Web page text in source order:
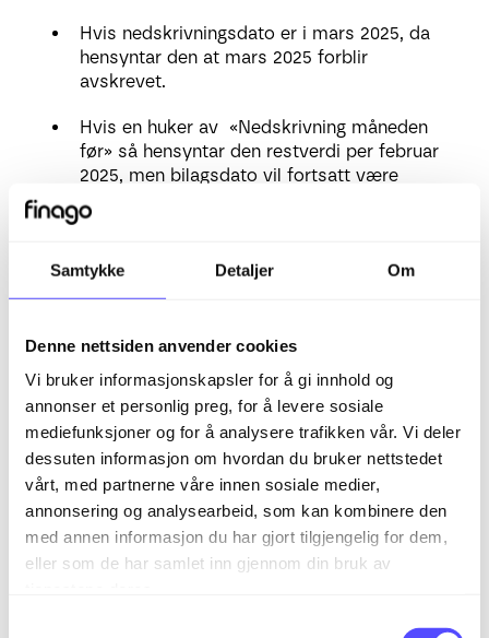
Samtykke Detaljer Om
Denne nettsiden anvender cookies
Vi bruker informasjonskapsler for å gi innhold og
annonser et personlig preg, for å levere sosiale
mediefunksjoner og for å analysere trafikken vår. Vi deler
dessuten informasjon om hvordan du bruker nettstedet
vårt, med partnerne våre innen sosiale medier,
annonsering og analysearbeid, som kan kombinere den
med annen informasjon du har gjort tilgjengelig for dem,
eller som de har samlet inn gjennom din bruk av
Hvis nedskrivningsdato er i mars 2025, da
hensyntar den at mars 2025 forblir
avskrevet.
Hvis en huker av «Nedskrivning måneden
før» så hensyntar den restverdi per februar
2025, men bilagsdato vil fortsatt være
27.03.2025. Dette gjør at avskrivning feb
2025 er den siste bokførte perioden, mars
fremtidige perioder allerede er bokført. Hvis
en huker av «Nedskrivning måneden før i
nedskrivning være 220.000 fordi jan 2024 –
feb 2025 = 140.000 avskrevet. 360.000 –
140.000 = 220.000.
Resultatkonto for nedskrivning kan endres
før nedskrivning.
En kan foreta så mange nedskrivninger en
ønsker så lenge en har restverdi etter
måneden for nedskriving.
avskrivningsbeløp seg, derfor så vil alltid